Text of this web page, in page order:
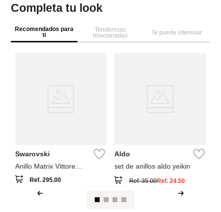
Completa tu look
Recomendados para
ti
Tendencias
relacionadas
Te puede interesar
Swarovski
Anillo Matrix Vittore
Swarovski Blanco
Ref.295.00
Aldo
set de anillos aldo yeikin
Ref.35.00Ref. 24.50